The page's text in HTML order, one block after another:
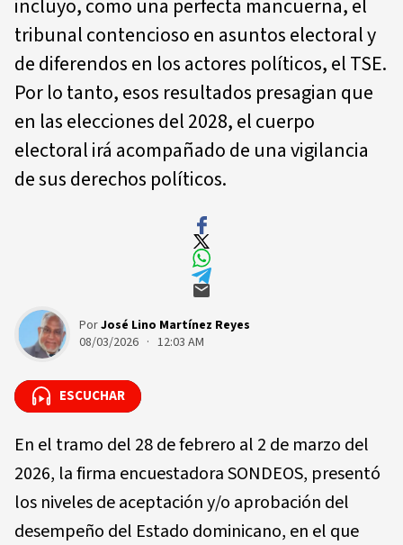
incluyo, como una perfecta mancuerna, el
tribunal contencioso en asuntos electoral y
de diferendos en los actores políticos, el TSE.
Por lo tanto, esos resultados presagian que
en las elecciones del 2028, el cuerpo
electoral irá acompañado de una vigilancia
de sus derechos políticos.
PorJosé Lino Martínez Reyes
08/03/2026 · 12:03 AM
ESCUCHAR
ESCUCHAR
En el tramo del 28 de febrero al 2 de marzo del
2026, la firma encuestadora SONDEOS, presentó
los niveles de aceptación y/o aprobación del
desempeño del Estado dominicano, en el que